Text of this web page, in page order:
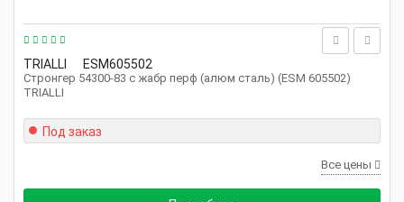
TRIALLI ESM605502
Стронгер 54300-83 с жабр перф (алюм сталь) (ESM 605502)
TRIALLI
Под заказ
Все цены